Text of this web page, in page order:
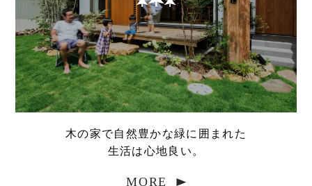
木の家で自然豊かな緑に囲まれた
生活は心地良い。